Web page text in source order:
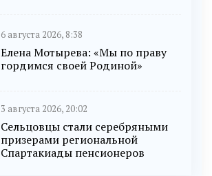
6 августа 2026, 8:38
Елена Мотырева: «Мы по праву
гордимся своей Родиной»
3 августа 2026, 20:02
Сельцовцы стали серебряными
призерами региональной
Спартакиады пенсионеров